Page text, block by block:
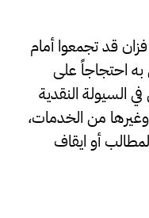
قد تجمعوا أمام
به احتجاجاً على
السيولة النقدية
وغيرها من الخدمات،
أو ايقاف